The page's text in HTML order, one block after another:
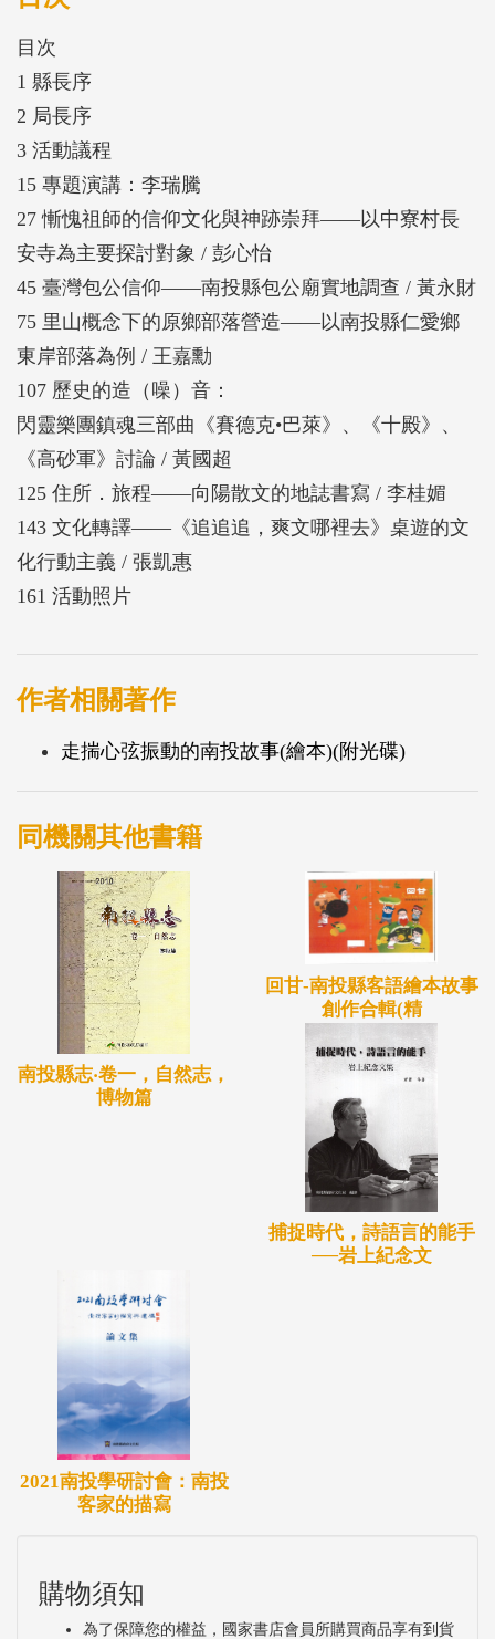
得大家仔細研讀。
目次
1 縣長序
2 局長序
3 活動議程
15 專題演講：李瑞騰
27 慚愧祖師的信仰文化與神跡崇拜——以中寮村長
安寺為主要探討對象 / 彭心怡
45 臺灣包公信仰——南投縣包公廟實地調查 / 黃永財
75 里山概念下的原鄉部落營造——以南投縣仁愛鄉
東岸部落為例 / 王嘉勳
107 歷史的造（噪）音：
閃靈樂團鎮魂三部曲《賽德克•巴萊》、《十殿》、
《高砂軍》討論 / 黃國超
125 住所．旅程——向陽散文的地誌書寫 / 李桂媚
143 文化轉譯——《追追追，爽文哪裡去》桌遊的文
化行動主義 / 張凱惠
161 活動照片
作者相關著作
走揣心弦振動的南投故事(繪本)(附光碟)
同機關其他書籍
南投縣志‧卷一，自然志，
博物篇
回甘-南投縣客語繪本故事
創作合輯(精
捕捉時代，詩語言的能手
──岩上紀念文
2021南投學研討會：南投
客家的描寫
購物須知
為了保障您的權益，國家書店會員所購買商品享有到貨